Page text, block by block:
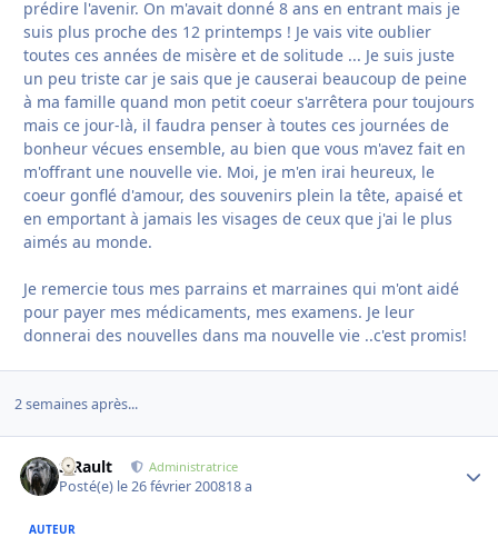
prédire l'avenir. On m'avait donné 8 ans en entrant mais je
suis plus proche des 12 printemps ! Je vais vite oublier
toutes ces années de misère et de solitude ... Je suis juste
un peu triste car je sais que je causerai beaucoup de peine
à ma famille quand mon petit coeur s'arrêtera pour toujours
mais ce jour-là, il faudra penser à toutes ces journées de
bonheur vécues ensemble, au bien que vous m'avez fait en
m'offrant une nouvelle vie. Moi, je m'en irai heureux, le
coeur gonflé d'amour, des souvenirs plein la tête, apaisé et
en emportant à jamais les visages de ceux que j'ai le plus
aimés au monde.
Je remercie tous mes parrains et marraines qui m'ont aidé
pour payer mes médicaments, mes examens. Je leur
donnerai des nouvelles dans ma nouvelle vie ..c'est promis!
2 semaines après...
S.Rault Administratrice
Posté(e) le 26 février 200818 a
AUTEUR